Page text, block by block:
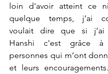
loin d'avoir atteint ce
quelque temps, j’ai
voulait dire que si j’ai
Hanshi c'est grâce
personnes qui m’ont
et leurs